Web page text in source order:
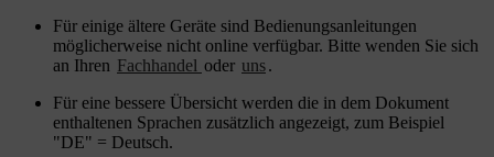
Für einige ältere Geräte sind Bedienungsanleitungen
möglicherweise nicht online verfügbar. Bitte wenden Sie sich
an Ihren Fachhandel oder uns.
Für eine bessere Übersicht werden die in dem Dokument
enthaltenen Sprachen zusätzlich angezeigt, zum Beispiel
"DE" = Deutsch.